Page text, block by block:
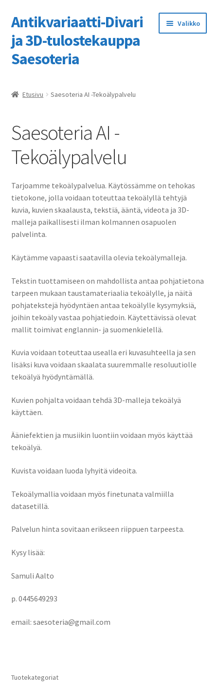
Siirry
navigointiin
Siirry
sisältöön
Antikvariaatti-Divari
ja 3D-tulostekauppa
Saesoteria
Valikko
Kassa
Kaupan ohje
Kauppa
Ostoskori
Saesoteria AI -Tekoälypalvelu
Tilauksen peruutus
Toimitusehdot
Yhteystiedot
Etusivu Saesoteria AI -Tekoälypalvelu
Saesoteria AI -
Tekoälypalvelu
Tarjoamme tekoälypalvelua. Käytössämme on tehokas
tietokone, jolla voidaan toteuttaa tekoälyllä tehtyjä
kuvia, kuvien skaalausta, tekstiä, ääntä, videota ja 3D-
malleja paikallisesti ilman kolmannen osapuolen
palvelinta.
Käytämme vapaasti saatavilla olevia tekoälymalleja.
Tekstin tuottamiseen on mahdollista antaa pohjatietona
tarpeen mukaan taustamateriaalia tekoälylle, ja näitä
pohjatekstejä hyödyntäen antaa tekoälylle kysymyksiä,
joihin tekoäly vastaa pohjatiedoin. Käytettävissä olevat
mallit toimivat englannin- ja suomenkielellä.
Kuvia voidaan toteuttaa usealla eri kuvasuhteella ja sen
lisäksi kuva voidaan skaalata suuremmalle resoluutiolle
tekoälyä hyödyntämällä.
Kuvien pohjalta voidaan tehdä 3D-malleja tekoälyä
käyttäen.
Ääniefektien ja musiikin luontiin voidaan myös käyttää
tekoälyä.
Kuvista voidaan luoda lyhyitä videoita.
Tekoälymallia voidaan myös finetunata valmiilla
datasetillä.
Palvelun hinta sovitaan erikseen riippuen tarpeesta.
Kysy lisää:
Samuli Aalto
p. 0445649293
email: saesoteria@gmail.com
Tuotekategoriat